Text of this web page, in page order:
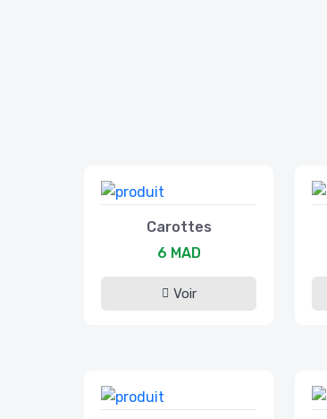
Carottes
6 MAD
Voir